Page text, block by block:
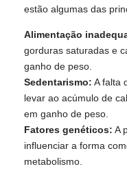
estão algumas das
Alimentação
gorduras saturadas e
ganho de peso.
Sedentarismo: A falta
levar ao acúmulo de
em ganho de peso.
Fatores genéticos: A
influenciar a forma
metabolismo.